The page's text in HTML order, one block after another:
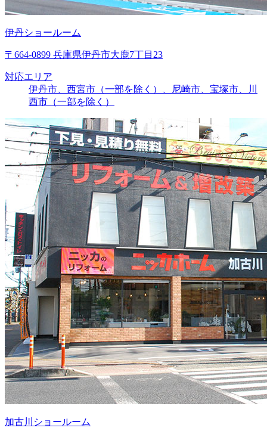
伊丹ショールーム
〒664-0899 兵庫県伊丹市大鹿7丁目23
対応エリア
伊丹市、西宮市（一部を除く）、尼崎市、宝塚市、川
西市（一部を除く）
加古川ショールーム